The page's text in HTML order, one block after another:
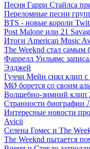
Песня Гарри Стайлса
Переломные песни
BTS - новые короли
Post Malone или 21
Итоги American Music
The Weeknd стал
Фаррелл Уильямс
Элджей
Гуччи Мейн снял клип с
MØ борется со своим
Волшебно-зимний клип
Странности биографии
Интересные новости
Avicii
Селена Гомес и The
The Weeknd пытается